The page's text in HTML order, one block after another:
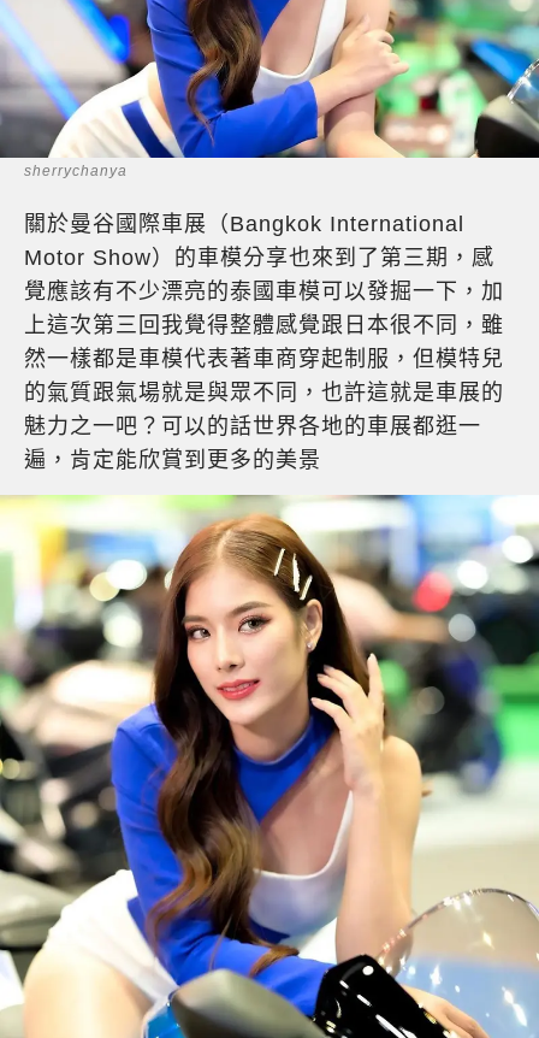
sherrychanya
關於曼谷國際車展（Bangkok International
Motor Show）的車模分享也來到了第三期，感
覺應該有不少漂亮的泰國車模可以發掘一下，加
上這次第三回我覺得整體感覺跟日本很不同，雖
然一樣都是車模代表著車商穿起制服，但模特兒
的氣質跟氣場就是與眾不同，也許這就是車展的
魅力之一吧？可以的話世界各地的車展都逛一
遍，肯定能欣賞到更多的美景